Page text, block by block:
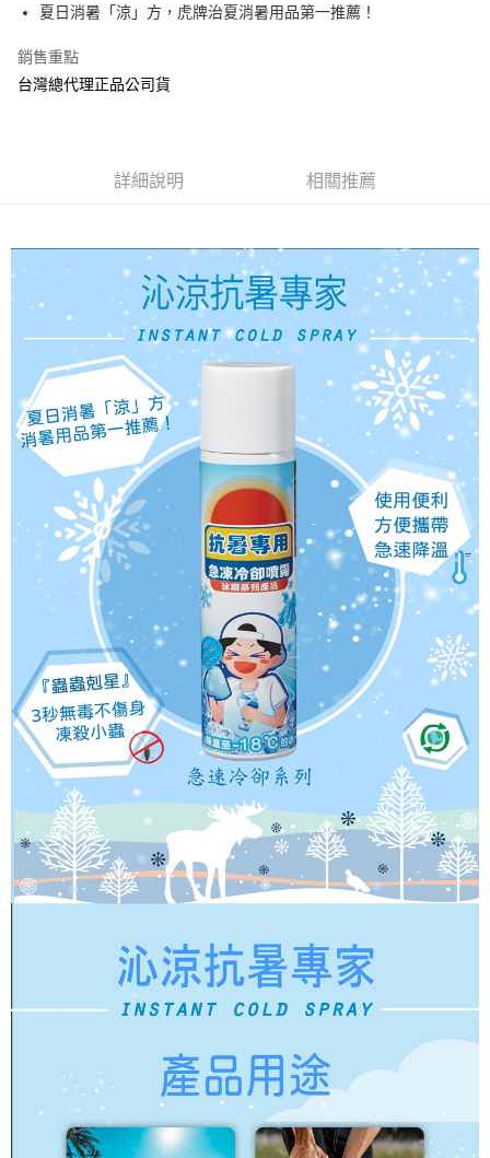
１．於結帳方式選擇「AFTEE先享後付」後，將跳轉至「AFTEE先享後付」
２．訂單成立數日內，您將收到繳費通知簡訊。
３．收到繳費通知簡訊後14天內，點擊此簡訊中的連結，可透過四大超商／
ATM／網路銀行／等多元方式進行付款，方視為交易完成。
是否繳費成功／繳費後需取消欲退款等相關疑問，請聯繫「AFTEE先享後付
【注意事項】
１．透過由恩沛科技股份有限公司提供之「AFTEE先享後付」服務完成之交
易，需依本服務之必要範圍內提供個人資料，並將交易相關給付款項請求債
權轉讓予恩沛科技股份有限公司。
２．關於個人資料處理事宜，請瀏覽以下網址：
https://aftee.tw/terms/#terms3
３．未成年的使用者請事先徵得法定代理人或監護人之同意方可使用
「AFTEE先享後付」，若未經同意申辦者引起之損失，本公司不負相關責
任。
４．使用「AFTEE先享後付」時，將依據個別帳號之用戶狀況，依本公司即
時審查核予不同之上限額度；若仍有額度不足之情形，本公司將視審查結果
請求用戶進行身份認證。
５．嚴禁一人註冊多個帳號或使用他人資訊註冊。若發現惡意使用之情形，
恩沛科技股份有限公司將有權停止該用戶之使用額度並採取法律行動。
每筆NT$70，滿NT$600(含以上)免運費
宅配
夏日消暑「涼」方，虎牌治夏消暑用品第一推薦！
銷售重點
台灣總代理正品公司貨
詳細說明 相關推薦